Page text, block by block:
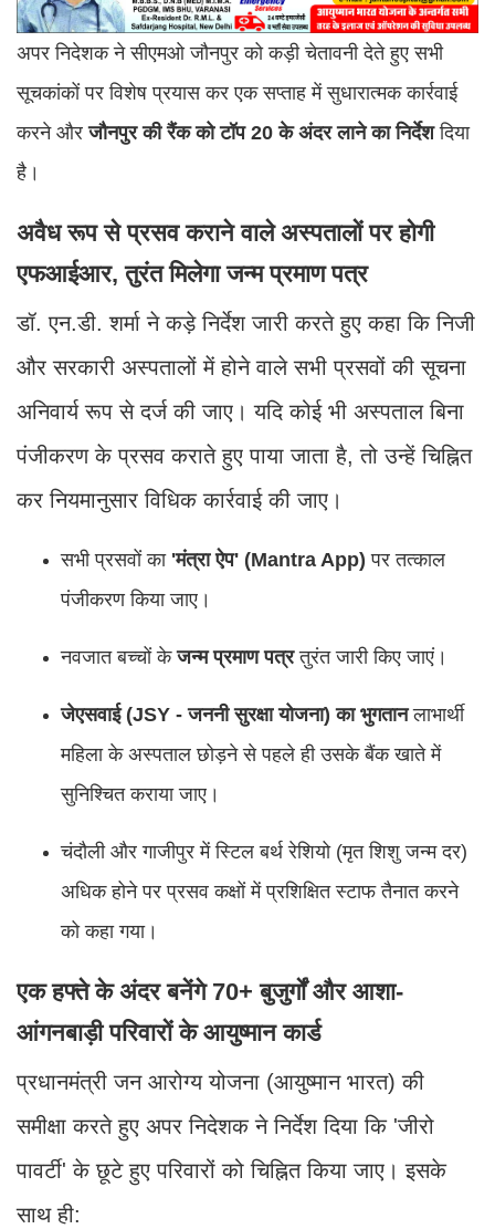
अपर निदेशक ने सीएमओ जौनपुर को कड़ी चेतावनी देते हुए सभी
सूचकांकों पर विशेष प्रयास कर एक सप्ताह में सुधारात्मक कार्रवाई
करने औरजौनपुर की रैंक को टॉप 20 के अंदर लाने का निर्देशदिया
है।
अवैध रूप से प्रसव कराने वाले अस्पतालों पर होगी
एफआईआर, तुरंत मिलेगा जन्म प्रमाण पत्र
डॉ. एन.डी. शर्मा ने कड़े निर्देश जारी करते हुए कहा कि निजी
और सरकारी अस्पतालों में होने वाले सभी प्रसवों की सूचना
अनिवार्य रूप से दर्ज की जाए। यदि कोई भी अस्पताल बिना
पंजीकरण के प्रसव कराते हुए पाया जाता है, तो उन्हें चिह्नित
कर नियमानुसार विधिक कार्रवाई की जाए।
सभी प्रसवों का 'मंत्रा ऐप' (Mantra App) पर तत्काल
पंजीकरण किया जाए।
नवजात बच्चों केजन्म प्रमाण पत्रतुरंत जारी किए जाएं।
जेएसवाई (JSY - जननी सुरक्षा योजना) का भुगतानलाभार्थी
महिला के अस्पताल छोड़ने से पहले ही उसके बैंक खाते में
सुनिश्चित कराया जाए।
चंदौली और गाजीपुर में स्टिल बर्थ रेशियो (मृत शिशु जन्म दर)
अधिक होने पर प्रसव कक्षों में प्रशिक्षित स्टाफ तैनात करने
को कहा गया।
एक हफ्ते के अंदर बनेंगे 70+ बुजुर्गों और आशा-
आंगनबाड़ी परिवारों के आयुष्मान कार्ड
प्रधानमंत्री जन आरोग्य योजना (आयुष्मान भारत) की
समीक्षा करते हुए अपर निदेशक ने निर्देश दिया कि 'जीरो
पावर्टी' के छूटे हुए परिवारों को चिह्नित किया जाए। इसके
साथ ही: